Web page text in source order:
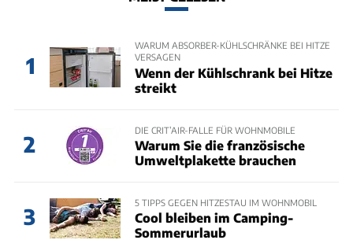
1
WARUM ABSORBER-KÜHLSCHRÄNKE BEI HITZE
VERSAGEN
Wenn der Kühlschrank bei Hitze
streikt
2
DIE CRIT’AIR-FALLE FÜR WOHNMOBILE
Warum Sie die französische
Umweltplakette brauchen
3
5 TIPPS GEGEN HITZESTAU IM WOHNMOBIL
Cool bleiben im Camping-
Sommerurlaub